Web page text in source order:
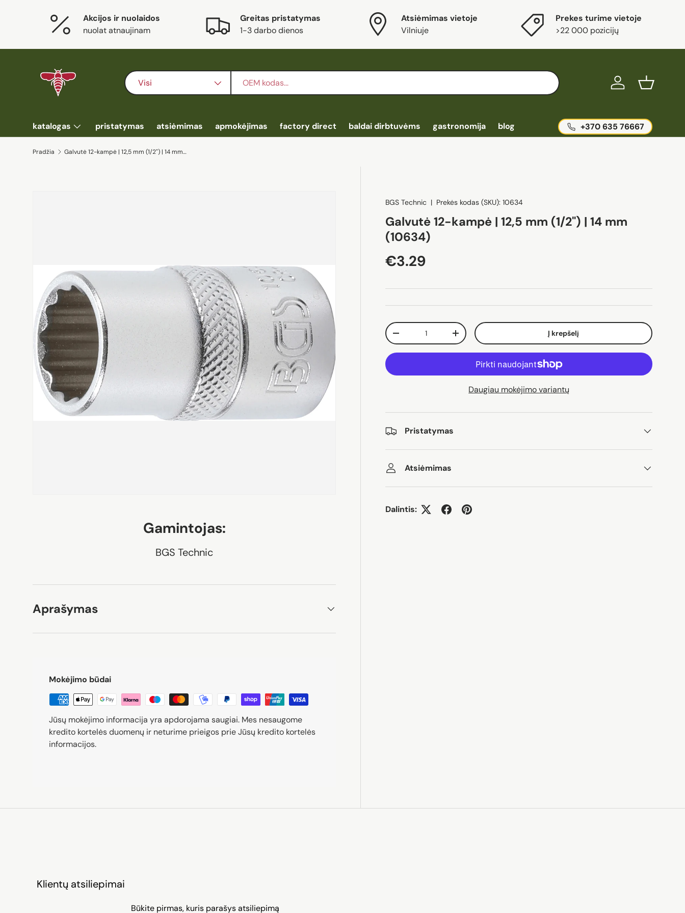
Eiti į turinį
Akcijos ir nuolaidos
nuolat atnaujinam
Greitas pristatymas
1-3 darbo dienos
Atsiėmimas vietoje
Vilniuje
Prekes turime vietoje
>22 000 pozicijų
Ieškoti
Prekės tipas
Visi Ieškoti PrisijungtiKrepšelis
katalogas pristatymas atsiėmimas apmokėjimas factory direct baldai dirbtuvėms gastronomija blog +370 635 76667
Pradžia Galvutė 12-kampė | 12,5 mm (1/2") | 14 mm (10634)
BGS Technic | Prekės kodas (SKU): 10634
Galvutė 12-kampė | 12,5 mm (1/2") | 14 mm
(10634)
Įprasta kaina
€3.29
Kiekis
Sumažinti kiekį
Padidinti kiekį Į krepšelį
Daugiau mokėjimo variantų
Pristatymas
Atsiėmimas
Dalintis:
Gamintojas:
BGS Technic
Aprašymas
Mokėjimo būdai
Jūsų mokėjimo informacija yra apdorojama saugiai. Mes nesaugome
kredito kortelės duomenų ir neturime prieigos prie Jūsų kredito kortelės
informacijos.
Klientų atsiliepimai
Būkite pirmas, kuris parašys atsiliepimą